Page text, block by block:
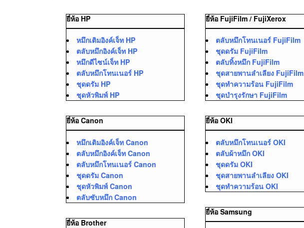
ยี่ห้อ HP
หมึกเติมอิงค์เจ็ท HP
ตลับหมึกอิงค์เจ็ท HP
หมึกดีไซน์เจ็ท HP
ตลับหมึกโทนเนอร์ HP
ชุดดรัม HP
ชุดหัวพิมพ์ HP
ยี่ห้อ Canon
หมึกเติมอิงค์เจ็ท Canon
ตลับหมึกอิงค์เจ็ท Canon
ตลับหมึกโทนเนอร์ Canon
ชุดดรัม Canon
ชุดหัวพิมพ์ Canon
ตลับซับหมึก Canon
ยี่ห้อ Brother
ยี่ห้อ FujiFilm / FujiXerox
ตลับหมึกโทนเนอร์ FujiFilm
ชุดดรัม FujiFilm
ตลับทิ้งหมึก FujiFilm
ชุดสายพานลำเลียง FujiFilm
ชุดทำความร้อน FujiFilm
ชุดบำรุงรักษา FujiFilm
ยี่ห้อ OKI
ตลับหมึกโทนเนอร์ OKI
ตลับผ้าหมึก OKI
ชุดดรัม OKI
ชุดสายพานลำเลียง OKI
ชุดทำความร้อน OKI
ยี่ห้อ Samsung